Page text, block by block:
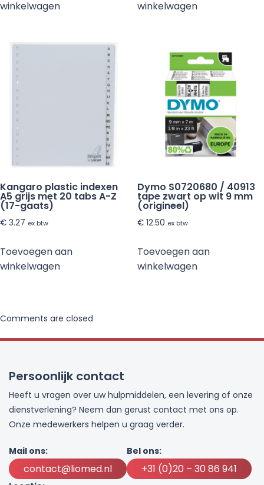
winkelwagen
winkelwagen
Kangaro plastic indexen
A5 grijs met 20 tabs A-Z
(17-gaats)
€ 3.27 ex btw
Toevoegen aan
winkelwagen
Dymo S0720680 / 40913
tape zwart op wit 9 mm
(origineel)
€12.50 ex btw
Toevoegen aan
winkelwagen
Comments are closed
Persoonlijk contact
Heeft u vragen over uw hulpmiddelen, een levering of onze
dienstverlening? Neem dan gerust contact met ons op.
Onze medewerkers helpen u graag verder.
Mail ons:
contact@liomed.nl
Bel ons:
+31 (0)20 – 30 86 941